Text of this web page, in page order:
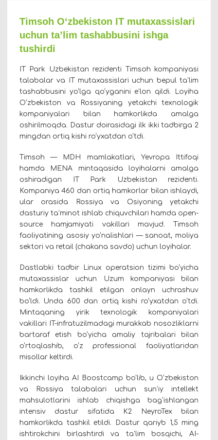
Timsoh O‘zbekiston IT mutaxassislari
uchun ta’lim tashabbusini ishga
tushirdi
IT Park Uzbekistan rezidenti Timsoh kompaniyasi
talabalar va IT mutaxassislari uchun bepul ta’lim
tashabbusini yo‘lga qo‘yganini e’lon qildi. Loyiha
O‘zbekiston va Rossiyaning yetakchi texnologik
kompaniyalari bilan hamkorlikda amalga
oshirilmoqda. Dastur doirasidagi ilk ikki tadbirga 2
mingdan ortiq kishi ro‘yxatdan o‘tdi.
Timsoh — MDH mamlakatlari, Yevropa Ittifoqi
hamda MENA mintaqasida loyihalarni amalga
oshiradigan IT Park Uzbekistan rezidenti.
Kompaniya 460 dan ortiq hamkorlar bilan ishlaydi,
ular orasida Rossiya va Osiyoning yetakchi
dasturiy ta’minot ishlab chiquvchilari hamda open-
source hamjamiyati vakillari mavjud. Timsoh
faoliyatining asosiy yo‘nalishlari — sanoat, moliya
sektori va retail (chakana savdo) uchun loyihalar.
Dastlabki tadbir Linux operatsion tizimi bo‘yicha
mutaxassislar uchun Uzum kompaniyasi bilan
hamkorlikda tashkil etilgan onlayn uchrashuv
bo‘ldi. Unda 600 dan ortiq kishi ro‘yxatdan o‘tdi.
Mintaqaning yirik texnologik kompaniyalari
vakillari IT-infratuzilmadagi murakkab nosozliklarni
bartaraf etish bo‘yicha amaliy tajribalari bilan
o‘rtoqlashib, o‘z professional faoliyatlaridan
misollar keltirdi.
Ikkinchi loyiha AI Boostcamp bo‘lib, u O‘zbekiston
va Rossiya talabalari uchun sun’iy intellekt
mahsulotlarini ishlab chiqishga bag‘ishlangan
intensiv dastur sifatida K2 NeyroTex bilan
hamkorlikda tashkil etildi. Dastur qariyb 1,5 ming
ishtirokchini birlashtirdi va ta’lim bosqichi, AI-